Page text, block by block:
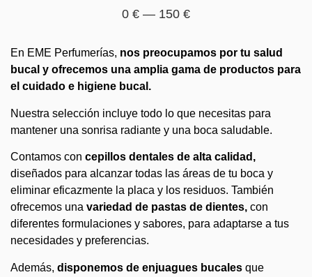
0 € — 150 €
En EME Perfumerías, nos preocupamos por tu salud
bucal y ofrecemos una amplia gama de productos para
el cuidado e higiene bucal.
Nuestra selección incluye todo lo que necesitas para
mantener una sonrisa radiante y una boca saludable.
Contamos con cepillos dentales de alta calidad,
diseñados para alcanzar todas las áreas de tu boca y
eliminar eficazmente la placa y los residuos. También
ofrecemos una variedad de pastas de dientes, con
diferentes formulaciones y sabores, para adaptarse a tus
necesidades y preferencias.
Además, disponemos de enjuagues bucales que